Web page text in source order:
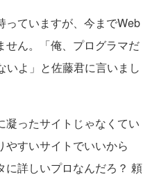
ていますが、今までWeb
せん。「俺、プログラマだ
いよ」と佐藤君に言いまし
ったサイトじゃなくてい
やすいサイトでいいから
に詳しいプロなんだろ？ 頼